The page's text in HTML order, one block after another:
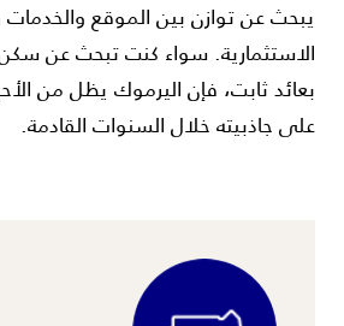
يبحث عن توازن بين الموقع والخدمات
الاستثمارية. سواء كنت تبحث عن سكن
بعائد ثابت، فإن اليرموك يظل من
على جاذبيته خلال السنوات القادمة.